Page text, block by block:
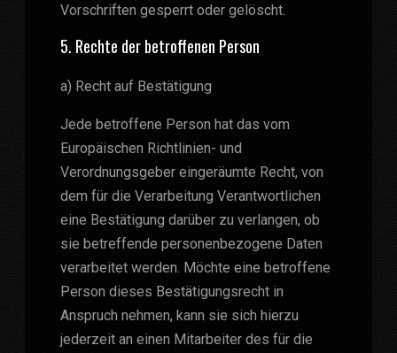
Vorschriften gesperrt oder gelöscht.
5. Rechte der betroffenen Person
a) Recht auf Bestätigung
Jede betroffene Person hat das vom
Europäischen Richtlinien- und
Verordnungsgeber eingeräumte Recht, von
dem für die Verarbeitung Verantwortlichen
eine Bestätigung darüber zu verlangen, ob
sie betreffende personenbezogene Daten
verarbeitet werden. Möchte eine betroffene
Person dieses Bestätigungsrecht in
Anspruch nehmen, kann sie sich hierzu
jederzeit an einen Mitarbeiter des für die